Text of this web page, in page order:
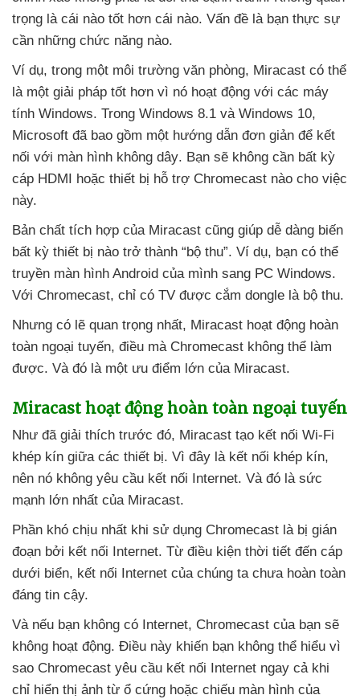
trọng là cái nào tốt hơn cái nào. Vấn đề là bạn thực sự
cần những chức năng nào.
Ví dụ, trong một môi trường văn phòng, Miracast có thể
là một giải pháp tốt hơn vì nó hoạt động với các máy
tính Windows. Trong Windows 8.1 và Windows 10,
Microsoft đã bao gồm một hướng dẫn đơn giản để kết
nối với màn hình không dây. Bạn sẽ không cần bất kỳ
cáp HDMI hoặc thiết bị hỗ trợ Chromecast nào cho việc
này.
Bản chất tích hợp của Miracast cũng giúp dễ dàng biến
bất kỳ thiết bị nào trở thành “bộ thu”. Ví dụ, bạn có thể
truyền màn hình Android của mình sang PC Windows.
Với Chromecast, chỉ có TV được cắm dongle là bộ thu.
Nhưng có lẽ quan trọng nhất, Miracast hoạt động hoàn
toàn ngoại tuyến, điều mà Chromecast không thể làm
được. Và đó là một ưu điểm lớn của Miracast.
Miracast hoạt động hoàn toàn ngoại tuyến
Như đã giải thích trước đó, Miracast tạo kết nối Wi-Fi
khép kín giữa các thiết bị. Vì đây là kết nối khép kín,
nên nó không yêu cầu kết nối Internet. Và đó là sức
mạnh lớn nhất của Miracast.
Phần khó chịu nhất khi sử dụng Chromecast là bị gián
đoạn bởi kết nối Internet. Từ điều kiện thời tiết đến cáp
dưới biển, kết nối Internet của chúng ta chưa hoàn toàn
đáng tin cậy.
Và nếu bạn không có Internet, Chromecast của bạn sẽ
không hoạt động. Điều này khiến bạn không thể hiểu vì
sao Chromecast yêu cầu kết nối Internet ngay cả khi
chỉ hiển thị ảnh từ ổ cứng hoặc chiếu màn hình của